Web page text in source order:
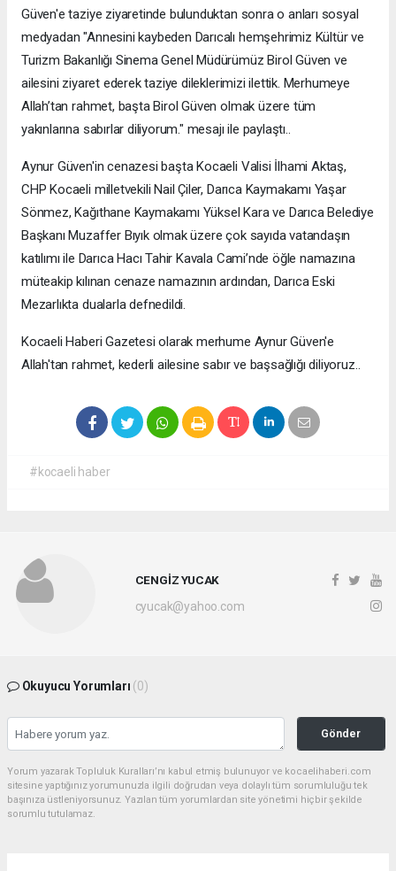
Güven'e taziye ziyaretinde bulunduktan sonra o anları sosyal
medyadan "Annesini kaybeden Darıcalı hemşehrimiz Kültür ve
Turizm Bakanlığı Sinema Genel Müdürümüz Birol Güven ve
ailesini ziyaret ederek taziye dileklerimizi ilettik. Merhumeye
Allah’tan rahmet, başta Birol Güven olmak üzere tüm
yakınlarına sabırlar diliyorum." mesajı ile paylaştı..
Aynur Güven'in cenazesi başta Kocaeli Valisi İlhami Aktaş,
CHP Kocaeli milletvekili Nail Çiler, Darıca Kaymakamı Yaşar
Sönmez, Kağıthane Kaymakamı Yüksel Kara ve Darıca Belediye
Başkanı Muzaffer Bıyık olmak üzere çok sayıda vatandaşın
katılımı ile Darıca Hacı Tahir Kavala Cami’nde öğle namazına
müteakip kılınan cenaze namazının ardından, Darıca Eski
Mezarlıkta dualarla defnedildi.
Kocaeli Haberi Gazetesi olarak merhume Aynur Güven'e
Allah'tan rahmet, kederli ailesine sabır ve başsağlığı diliyoruz..
#kocaeli haber
CENGİZ YUCAK
cyucak@yahoo.com
Okuyucu Yorumları (0)
Gönder
Yorum yazarak Topluluk Kuralları’nı kabul etmiş bulunuyor ve kocaelihaberi.com
sitesine yaptığınız yorumunuzla ilgili doğrudan veya dolaylı tüm sorumluluğu tek
başınıza üstleniyorsunuz. Yazılan tüm yorumlardan site yönetimi hiçbir şekilde
sorumlu tutulamaz.